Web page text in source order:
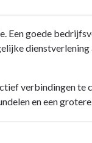
Een goede
dienstverlening
verbindingen te
en een